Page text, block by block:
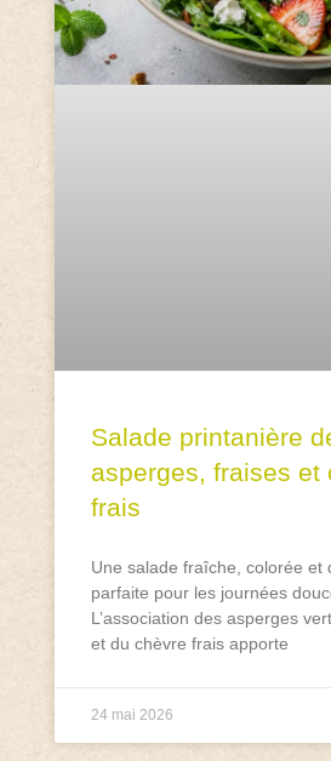
Salade printanière
asperges, fraises et
frais
Une salade fraîche, colorée et
parfaite pour les journées
L’association des asperges
et du chèvre frais apporte
24 mai 2026